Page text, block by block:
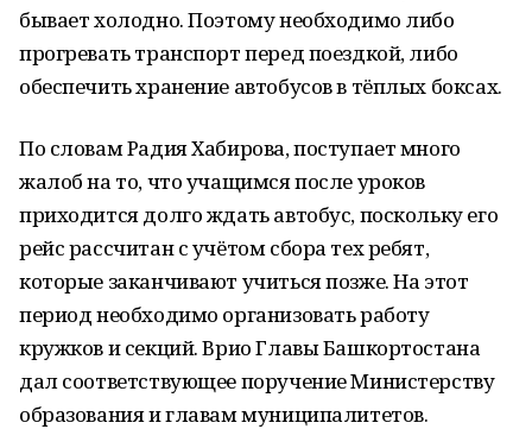
бывает холодно. Поэтому необходимо либо
прогревать транспорт перед поездкой, либо
обеспечить хранение автобусов в тёплых боксах.
По словам Радия Хабирова, поступает много
жалоб на то, что учащимся после уроков
приходится долго ждать автобус, поскольку его
рейс рассчитан с учётом сбора тех ребят,
которые заканчивают учиться позже. На этот
период необходимо организовать работу
кружков и секций. Врио Главы Башкортостана
дал соответствующее поручение Министерству
образования и главам муниципалитетов.